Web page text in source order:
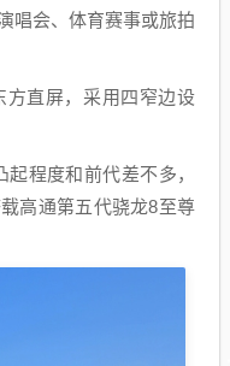
唱会、体育赛事或旅拍
方直屏，采用四窄边设
程度和前代差不多，
高通第五代骁龙8至尊